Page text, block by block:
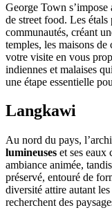
George Town s’impose
de street food. Les étals
communautés, créant
temples, les maisons
votre visite en vous
indiennes et malaises
une étape essentielle
Langkawi
Au nord du pays,
lumineuses et ses eaux
ambiance animée,
préservé, entouré de
diversité attire autant
recherchent des